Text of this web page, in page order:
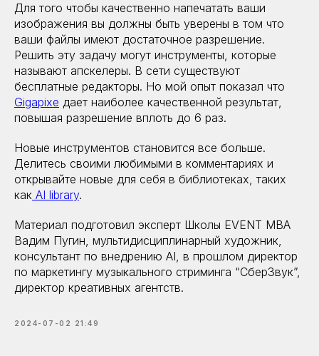
Для того чтобы качественно напечатать ваши
изображения вы должны быть уверены в том что
ваши файлы имеют достаточное разрешение.
Решить эту задачу могут инструменты, которые
называют апскелеры. В сети существуют
бесплатные редакторы. Но мой опыт показал что
Gigapixe дает наиболее качественной результат,
повышая разрешение вплоть до 6 раз.
Новые инструментов становится все больше.
Делитесь своими любимыми в комментариях и
открывайте новые для себя в библиотеках, таких
как AI library.
Материал подготовил эксперт Школы EVENT MBA
Вадим Пугин, мультидисциплинарный художник,
консультант по внедрению AI, в прошлом директор
по маркетингу музыкального стриминга “СберЗвук”,
директор креативных агентств.
2024-07-02 21:49